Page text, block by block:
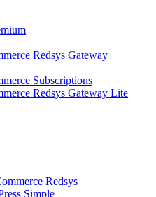
Redsys Gateway
Subscriptions
Redsys Gateway Lite
Redsys
Simple